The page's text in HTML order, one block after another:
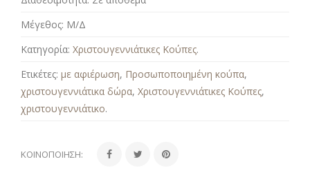
Μέγεθος: Μ/Δ
Κατηγορία: Χριστουγεννιάτικες Κούπες.
Ετικέτες: με αφιέρωση, Προσωποποιημένη κούπα,
χριστουγεννιάτικα δώρα, Χριστουγεννιάτικες Κούπες,
χριστουγεννιάτικο.
ΚΟΙΝΟΠΟΊΗΣΗ: